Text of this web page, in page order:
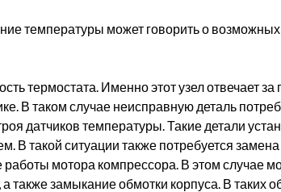
температуры может говорить о
термостата. Именно этот узел отвечает
В таком случае неисправную деталь
датчиков температуры. Такие детали
В такой ситуации также потребуется замена
мотора компрессора. В этом случае
также замыкание обмотки корпуса. В таких